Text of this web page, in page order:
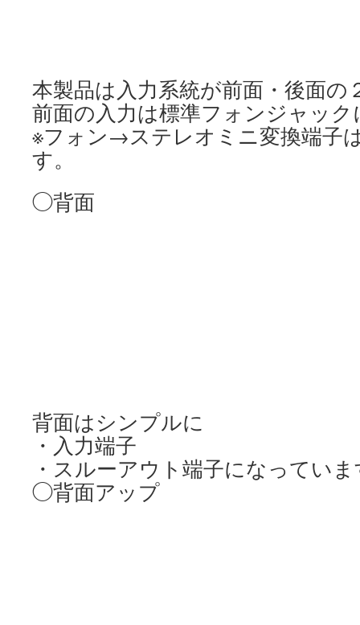
本製品は入力系統が前面・後面の
前面の入力は標準フォンジャッ
※フォン→ステレオミニ変換端子
す。
◯背面
背面はシンプルに
・入力端子
・スルーアウト端子になってい
◯背面アップ